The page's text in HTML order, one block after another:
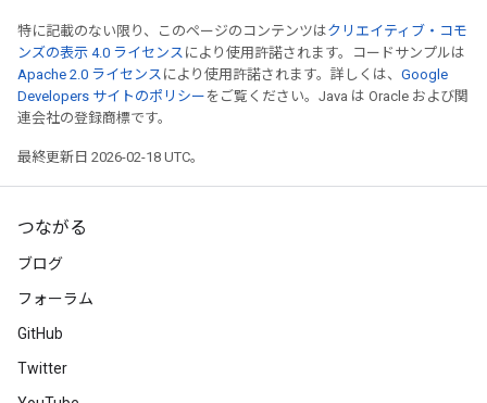
特に記載のない限り、このページのコンテンツはクリエイティブ・コモ
ンズの表示 4.0 ライセンス により使用許諾されます。コードサンプルは
Apache 2.0 ライセンス により使用許諾されます。詳しくは、 Google
Developers サイトのポリシー をご覧ください。Java は Oracle および関
連会社の登録商標です。
最終更新日 2026-02-18 UTC。
つながる
ブログ
フォーラム
GitHub
Twitter